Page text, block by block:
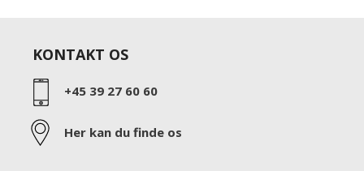
KONTAKT OS
+45 39 27 60 60
Her kan du finde os